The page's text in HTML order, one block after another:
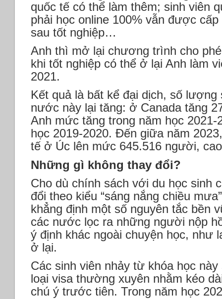
quốc tế có thể làm thêm; sinh viên
phải học online 100% vẫn được
sau tốt nghiệp…
Anh thì mở lại chương trình cho
khi tốt nghiệp có thể ở lại Anh làm
2021.
Kết quả là bất kể đại dịch, số
nước này lại tăng: ở Canada tăng
Anh mức tăng trong năm học
học 2019-2020. Đến giữa năm
tế ở Úc lên mức 645.516 người,
Những gì không thay đổi?
Cho dù chính sách với du học sinh
đổi theo kiểu “sáng nắng chiều
khẳng định một số nguyên tắc bền
các nước lọc ra những người nộp
ý định khác ngoài chuyện học, như
ở lại.
Các sinh viên nhảy từ khóa học
loại visa thường xuyên nhằm kéo
chú ý trước tiên. Trong năm học